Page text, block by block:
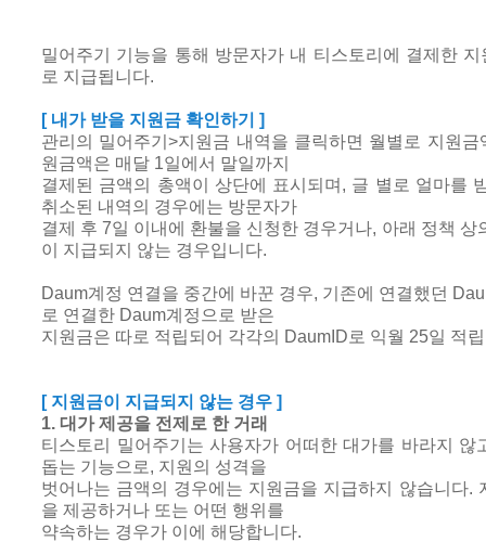
밀어주기 기능을 통해 방문자가 내 티스토리에 결제한
로 지급됩니다.
[ 내가 받을 지원금 확인하기 ]
관리의 밀어주기>지원금 내역을 클릭하면 월별로 지원
원금액은 매달 1일에서 말일까지
결제된 금액의 총액이 상단에 표시되며, 글 별로 얼마를
취소된 내역의 경우에는 방문자가
결제 후 7일 이내에 환불을 신청한 경우거나, 아래 정책 상
이 지급되지 않는 경우입니다.
Daum계정 연결을 중간에 바꾼 경우, 기존에 연결했던
로 연결한 Daum계정으로 받은
지원금은 따로 적립되어 각각의 DaumID로 익월 25일 적
[ 지원금이 지급되지 않는 경우 ]
1. 대가 제공을 전제로 한 거래
티스토리 밀어주기는 사용자가 어떠한 대가를 바라지 않
돕는 기능으로, 지원의 성격을
벗어나는 금액의 경우에는 지원금을 지급하지 않습니다.
을 제공하거나 또는 어떤 행위를
약속하는 경우가 이에 해당합니다.